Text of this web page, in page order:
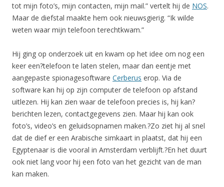
tot mijn foto’s, mijn contacten, mijn mail.” vertelt hij de NOS.
Maar de diefstal maakte hem ook nieuwsgierig. “Ik wilde
weten waar mijn telefoon terechtkwam.”
Hij ging op onderzoek uit en kwam op het idee om nog een
keer een?telefoon te laten stelen, maar dan eentje met
aangepaste spionagesoftware Cerberus erop. Via de
software kan hij op zijn computer de telefoon op afstand
uitlezen. Hij kan zien waar de telefoon precies is, hij kan?
berichten lezen, contactgegevens zien. Maar hij kan ook
foto’s, video’s en geluidsopnamen maken.?Zo ziet hij al snel
dat de dief er een Arabische simkaart in plaatst, dat hij een
Egyptenaar is die vooral in Amsterdam verblijft.?En het duurt
ook niet lang voor hij een foto van het gezicht van de man
kan maken.